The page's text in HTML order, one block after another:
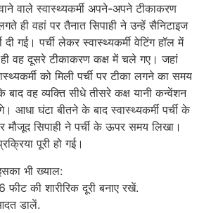
वाले स्वास्थ्यकर्मी अपने-अपने टीकाकरण
ही वहां पर तैनात सिपाही ने उन्हें सैनिटाइज
गई। पर्ची लेकर स्वास्थ्यकर्मी वेटिंग हॉल में
वह दूसरे टीकाकरण कक्ष में चले गए। जहां
को मिली पर्ची पर टीका लगने का समय
बाद वह व्यक्ति सीधे तीसरे कक्ष यानी कन्वेंशन
घंटा बीतने के बाद स्वास्थ्यकर्मी पर्ची के
मौजूद सिपाही ने पर्ची के ऊपर समय लिखा।
पूरी हो गई।
भी ख्याल:
फीट की शारीरिक दूरी बनाए रखें.
डालें.